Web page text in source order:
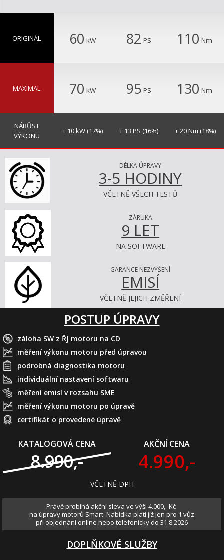
ORIGINÁL 60 kW 82 PS 110 Nm
MAXIMAL 70 kW 95 PS 130 Nm
NÁRŮST
VÝKONU
+ 10 kW (17%) + 13 PS (16%) + 20 Nm (18%)
DÉLKA ÚPRAVY
3-5 HODINY
VČETNĚ VŠECH TESTŮ
ZÁRUKA
9 LET
NA SOFTWARE
GARANCE NEZVÝŠENÍ
EMISÍ
VČETNĚ JEJICH ZMĚŘENÍ
POSTUP ÚPRAVY
záloha SW z ŘJ motoru na CD
měření výkonu motoru před úpravou
podrobná diagnostika motoru
individuální nastavení softwaru
měření emisí v rozsahu SME
měření výkonu motoru po úpravě
certifikát o provedené úpravě
KATALOGOVÁ CENA
8.990,-
AKČNÍ CENA
4.990,-
VČETNĚ DPH
Právě probíhá akční sleva ve výši 4.000,- Kč
na úpravy motorů Smart. Nabídka platí již jen pro 1 vůz
při objednání online nebo telefonicky do 31.8.2026
DOPLŇKOVÉ SLUŽBY